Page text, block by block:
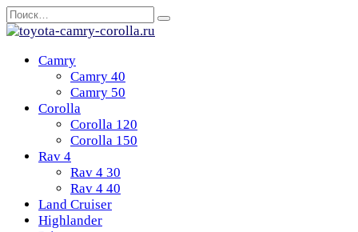
Перейти
к
Search
for:
Camry
Camry 40
Camry 50
Corolla
Corolla 120
Corolla 150
Rav 4
Rav 4 30
Rav 4 40
Land Cruiser
Highlander